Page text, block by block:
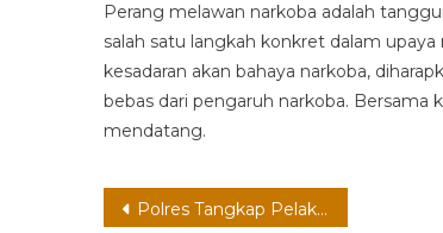
Perang melawan narkoba adalah
salah satu langkah konkret dalam
kesadaran akan bahaya narkoba,
bebas dari pengaruh narkoba. Bersama
mendatang.
Post
Polres Tangkap Pelaku Pencurian